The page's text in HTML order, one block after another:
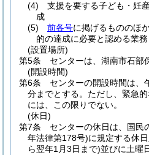
(4)
支援を要する子ども・妊
成
(5)
前各号に掲げるもののほ
的の達成に必要と認める業務
(設置場所)
第5条
センターは、湖南市石部
(開設時間)
第6条
センターの開設時間は、
分までとする。 ただし、緊急
には、この限りでない。
(休日)
第7条
センターの休日は、国民
年法律第178号)に規定する休
ら翌年1月3日まで)並びに土曜